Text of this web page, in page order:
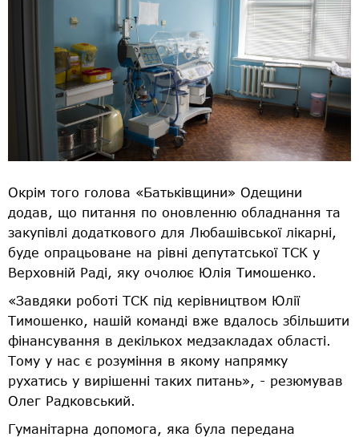
Окрім того голова «Батьківщини» Одещини
додав, що питання по оновленню обладнання та
закупівлі додаткового для Любашівської лікарні,
буде опрацьоване на рівні депутатської ТСК у
Верховній Раді, яку очолює Юлія Тимошенко.
«Завдяки роботі ТСК під керівництвом Юлії
Тимошенко, нашій команді вже вдалось збільшити
фінансування в декількох медзакладах області.
Тому у нас є розуміння в якому напрямку
рухатись у вирішенні таких питань», - резюмував
Олег Радковський.
Гуманітарна допомога, яка була передана